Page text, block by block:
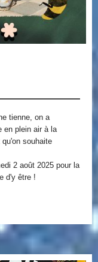
tienne, on a
en plein air à la
souhaite
2 août 2025 pour la
d'y être !